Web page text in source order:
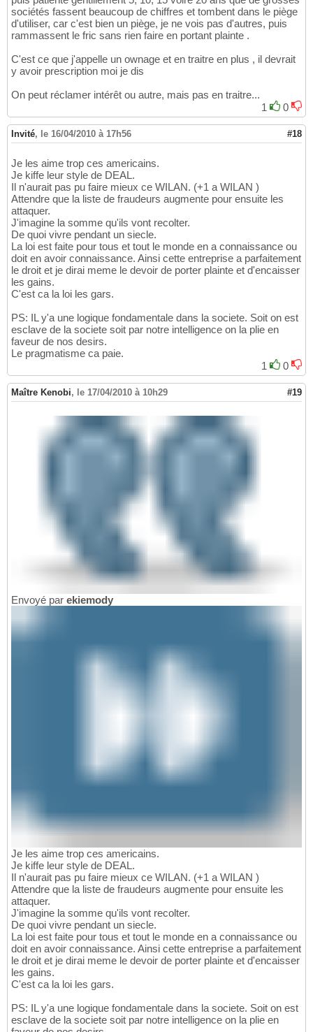
sociétés fassent beaucoup de chiffres et tombent dans le piège
d'utiliser, car c'est bien un piège, je ne vois pas d'autres, puis
rammassent le fric sans rien faire en portant plainte .
C'est ce que j'appelle un ownage et en traitre en plus , il devrait
y avoir prescription moi je dis
On peut réclamer intérêt ou autre, mais pas en traitre...
1
0
Invité, le 16/04/2010 à 17h56 #18
Je les aime trop ces americains.
Je kiffe leur style de DEAL.
Il n'aurait pas pu faire mieux ce WILAN. (+1 a WILAN )
Attendre que la liste de fraudeurs augmente pour ensuite les
attaquer.
J'imagine la somme qu'ils vont recolter.
De quoi vivre pendant un siecle.
La loi est faite pour tous et tout le monde en a connaissance ou
doit en avoir connaissance. Ainsi cette entreprise a parfaitement
le droit et je dirai meme le devoir de porter plainte et d'encaisser
les gains.
C'est ca la loi les gars.
PS: IL y'a une logique fondamentale dans la societe. Soit on est
esclave de la societe soit par notre intelligence on la plie en
faveur de nos desirs.
Le pragmatisme ca paie.
1
0
Maître Kenobi, le 17/04/2010 à 10h29 #19
Envoyé par ekiemody
Je les aime trop ces americains.
Je kiffe leur style de DEAL.
Il n'aurait pas pu faire mieux ce WILAN. (+1 a WILAN )
Attendre que la liste de fraudeurs augmente pour ensuite les
attaquer.
J'imagine la somme qu'ils vont recolter.
De quoi vivre pendant un siecle.
La loi est faite pour tous et tout le monde en a connaissance ou
doit en avoir connaissance. Ainsi cette entreprise a parfaitement
le droit et je dirai meme le devoir de porter plainte et d'encaisser
les gains.
C'est ca la loi les gars.
PS: IL y'a une logique fondamentale dans la societe. Soit on est
esclave de la societe soit par notre intelligence on la plie en